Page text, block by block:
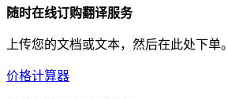
随时在线订购翻译服务
上传您的文档或文本，然后在此处下单。
价格计算器